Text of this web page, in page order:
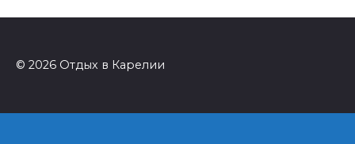
© 2026 Отдых в Карелии